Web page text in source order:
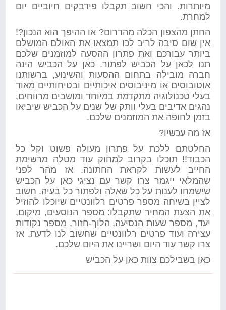
מיותרות. והכי חשוב תקבלו פידבקים חיוביים יום
למחרת.
החתן מהצפון הכלה מהדרום? או ההיפך הוא הנכון?!
אין שום סיבה לריב לכו תמצאו את האולם המושלם
ביותר עבורכם ואת פתרון ההסעה למוזמנים שלכם
תנו לכאן על הכביש לפתור. כאן על הכביש הינה
חברה מובילה בתחום ההסעות והשינוע, ברשותנו
אוטובוסים או מיניבוסים איכותיים ובטיחותיים מאוד
בעלי טכנולוגיה מתקדמת במיוחד ומושבים מרווחים,
נהגים אדיבים בעלי וותק של שנים על הכביש שיביאו
בזמן לחופה את המוזמנים שלכם.
אז מה עכשיו?
החלטתם ללכת על פתרון מעולה פשוט וקל כל
הכבוד!! תוכלו בקרוב למחוק עוד מטלה מרשימת
החייב לעשות לקראת החתונה. אז מהר לפני
שהמלאי ייגמר צרו קשר עם נציגי כאן על הכביש
שישמחו לענות על כל שאלה ולפתור כל בעיה. חשוב
לציין בשיחה מספר פרטים רלוונטיים שיוכלו להוזיל
את הצעת המחיר שתקבלו: מספר הנוסעים, מיקום,
יעד, מספר שעות הנסיעה, הלוך-חזור, מספר נקודות
עצירה ועוד פרטים רלוונטיים שחשוב לנו לדעת. אז
צרו קשר עוד היום ושריינו את היום שלכם.
כאן בשבילכם צוות כאן על הכביש